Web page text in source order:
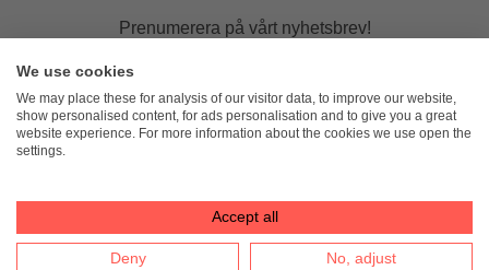
Prenumerera på vårt nyhetsbrev!
E-post:
We use cookies
We may place these for analysis of our visitor data, to improve our website,
show personalised content, for ads personalisation and to give you a great
website experience. For more information about the cookies we use open the
settings.
Accept all
Deny No, adjust